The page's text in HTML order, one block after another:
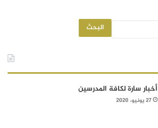
البحث
أخبار سارة لكافة المدرسين
27 يونيو، 2020